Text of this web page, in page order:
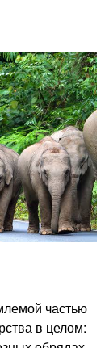
частью
в целом: